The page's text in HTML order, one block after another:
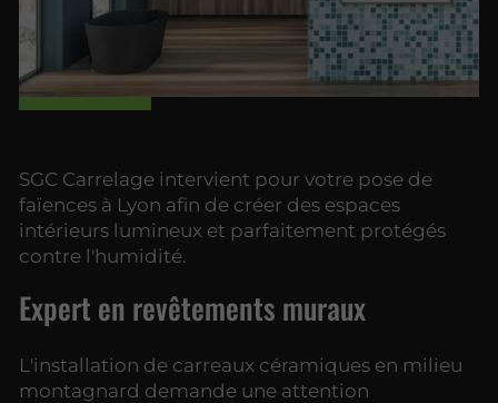
SGC Carrelage intervient pour votre pose de
faïences à Lyon afin de créer des espaces
intérieurs lumineux et parfaitement protégés
contre l'humidité.
Expert en revêtements muraux
L'installation de carreaux céramiques en milieu
montagnard demande une attention